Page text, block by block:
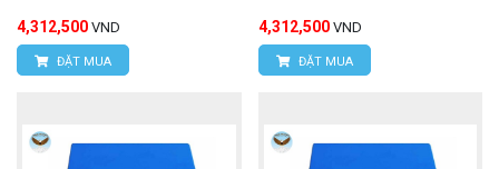
4,312,500 VND
ĐẶT MUA
4,312,500 VND
ĐẶT MUA